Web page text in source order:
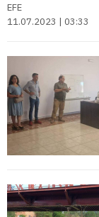
EFE
11.07.2023 | 03:33